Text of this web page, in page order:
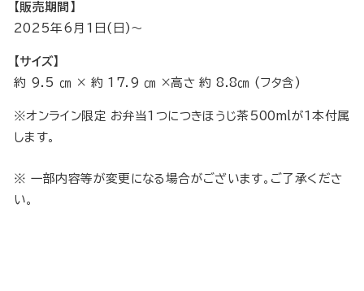
【販売期間】
2025年6月1日(日)〜
【サイズ】
約 9.5 ㎝ × 約 17.9 ㎝ ×高さ 約 8.8㎝ (フタ含)
※オンライン限定 お弁当1つにつきほうじ茶500mlが1本付属
します。
※ 一部内容等が変更になる場合がございます。ご了承くださ
い。